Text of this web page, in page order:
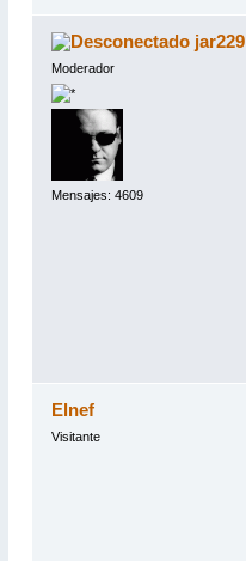
jar229
Moderador
Mensajes: 4609
Elnef
Visitante